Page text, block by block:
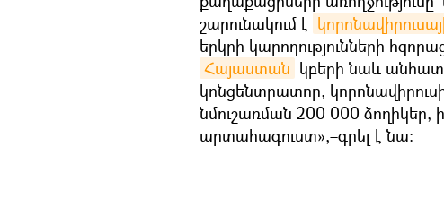
շարունակում է
երկրի կարողությունների
Հայաստան կբերի նաև
կոնցենտրատոր,
նմուշառման 200 000 ձողիկեր,
արտահագուստ»,–գրել է նա։